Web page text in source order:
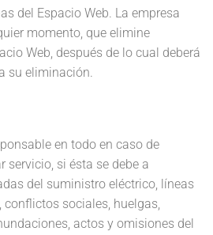
del Espacio Web. La empresa
momento, que elimine
Web, después de lo cual deberá
su eliminación.
en todo en caso de
servicio, si ésta se debe a
del suministro eléctrico, líneas
sociales, huelgas,
actos y omisiones del